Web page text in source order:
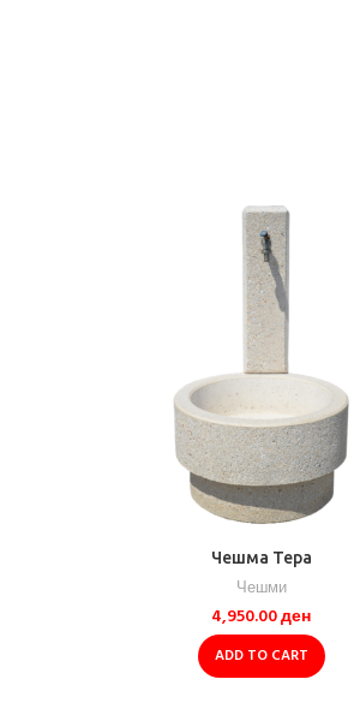
Чешма Тера
Чешми
4,950.00ден
ADD TO CART